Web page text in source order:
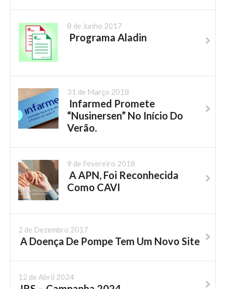
8 de Junho 2017
Programa Aladin
31 de Março 2018
Infarmed Promete
“Nusinersen” No Início Do
Verão.
9 de Fevereiro 2018
A APN, Foi Reconhecida
Como CAVI
2 de Dezembro 2017
A Doença De Pompe Tem Um Novo Site
12 de Abril 2024